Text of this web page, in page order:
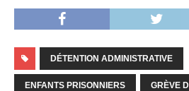
DÉTENTION ADMINISTRATIVE
ENFANTS PRISONNIERS GRÈVE